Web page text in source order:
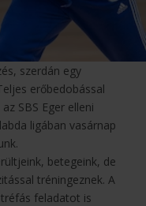
szerdán egy
erőbedobással
SBS Eger elleni
ligában vasárnap
betegeink, de
tréningeznek. A
feladatot is